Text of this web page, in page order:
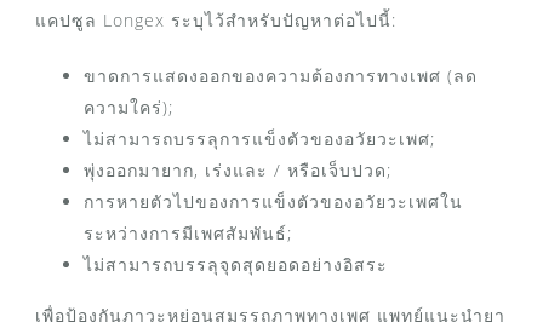
แคปซูล Longex ระบุไว้สำหรับปัญหาต่อไปนี้:
ขาดการแสดงออกของความต้องการทางเพศ (ลด
ความใคร่);
ไม่สามารถบรรลุการแข็งตัวของอวัยวะเพศ;
พุ่งออกมายาก, เร่งและ / หรือเจ็บปวด;
การหายตัวไปของการแข็งตัวของอวัยวะเพศใน
ระหว่างการมีเพศสัมพันธ์;
ไม่สามารถบรรลุจุดสุดยอดอย่างอิสระ
เพื่อป้องกันภาวะหย่อนสมรรถภาพทางเพศ แพทย์แนะนำยา